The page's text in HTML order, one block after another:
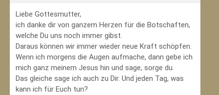
Liebe Gottesmutter,
ich danke dir von ganzem Herzen für die Botschaften,
welche Du uns noch immer gibst.
Daraus können wir immer wieder neue Kraft schöpfen.
Wenn ich morgens die Augen aufmache, dann gebe ich
mich ganz meinem Jesus hin und sage, sorge du.
Das gleiche sage ich auch zu Dir. Und jeden Tag, was
kann ich für Euch tun?